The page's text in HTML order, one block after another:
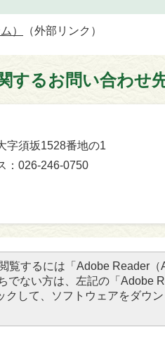
） （外部リンク）
するお問い合わせ
字須坂1528番地の1
：026-246-0750
覧するには「Adobe Reader
でない方は、左記の「Adobe
して、ソフトウェアをダウ